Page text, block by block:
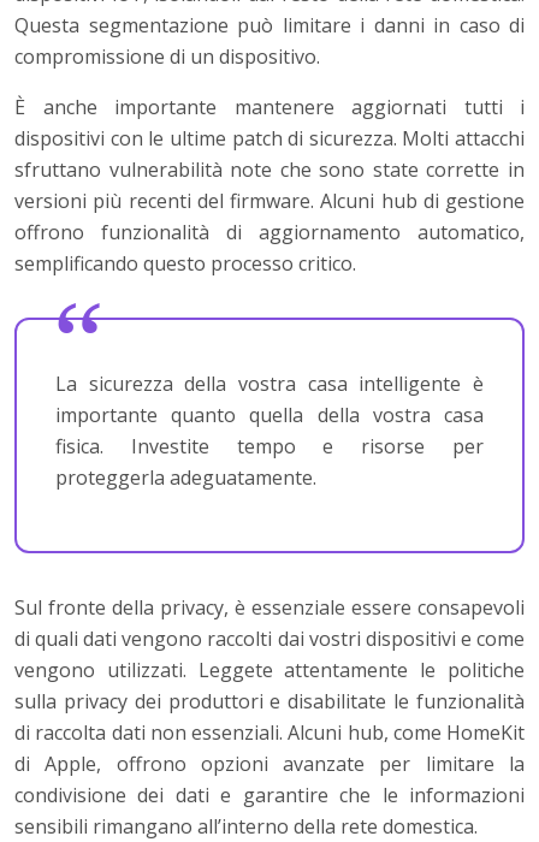
Questa segmentazione può limitare i danni in caso di
compromissione di un dispositivo.
È anche importante mantenere aggiornati tutti i
dispositivi con le ultime patch di sicurezza. Molti attacchi
sfruttano vulnerabilità note che sono state corrette in
versioni più recenti del firmware. Alcuni hub di gestione
offrono funzionalità di aggiornamento automatico,
semplificando questo processo critico.
La sicurezza della vostra casa intelligente è
importante quanto quella della vostra casa
fisica. Investite tempo e risorse per
proteggerla adeguatamente.
Sul fronte della privacy, è essenziale essere consapevoli
di quali dati vengono raccolti dai vostri dispositivi e come
vengono utilizzati. Leggete attentamente le politiche
sulla privacy dei produttori e disabilitate le funzionalità
di raccolta dati non essenziali. Alcuni hub, come HomeKit
di Apple, offrono opzioni avanzate per limitare la
condivisione dei dati e garantire che le informazioni
sensibili rimangano all’interno della rete domestica.